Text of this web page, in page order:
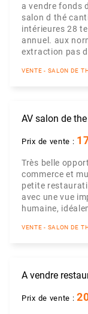
a vendre fonds
salon d thé
intérieures 28
annuel. aux
extraction pas
VENTE - SALON DE
AV salon de
Prix de vente :
Très belle
commerce et
petite
avec une vue
humaine,
VENTE - SALON DE
A vendre
Prix de vente :